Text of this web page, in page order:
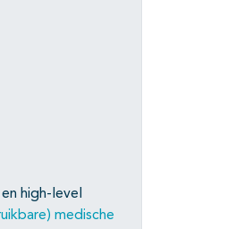
high-level
medische